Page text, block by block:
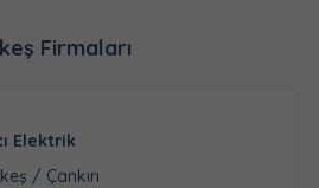
Firmaları
Elektrik
/ Çankırı